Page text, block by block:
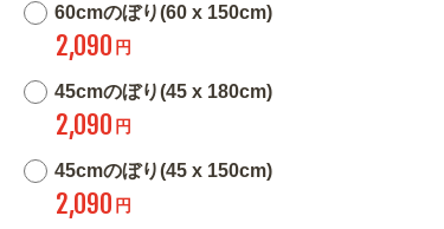
60cmのぼり(60 x 150cm)
2,090 円
45cmのぼり(45 x 180cm)
2,090 円
45cmのぼり(45 x 150cm)
2,090 円